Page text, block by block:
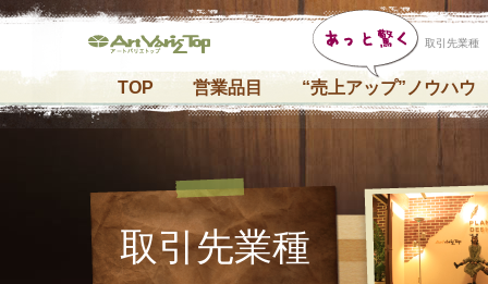
取引先業種
TOP 営業品目 “売上アップ”ノウハウ
取引先業種